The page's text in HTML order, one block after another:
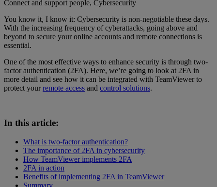
Connect and support people, Cybersecurity
You know it, I know it: Cybersecurity is non-negotiable these days.
With the increasing frequency of cyberattacks, going above and
beyond to secure your online accounts and remote connections is
essential.
One of the most effective ways to enhance security is through two-
factor authentication (2FA). Here, we’re going to look at 2FA in
more detail and see how it can be integrated with TeamViewer to
protect yourremote access and control solutions.
In this article:
What is two-factor authentication?
The importance of 2FA in cybersecurity
How TeamViewer implements 2FA
2FA in action
Benefits of implementing 2FA in TeamViewer
Summary